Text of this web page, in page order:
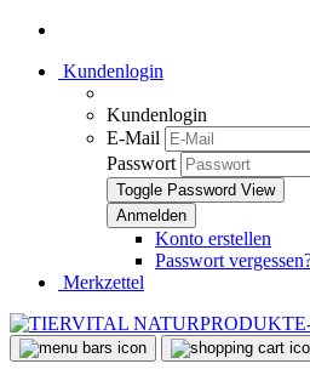
Kundenlogin
Kundenlogin
E-Mail
Passwort
Toggle Password View
Konto erstellen
Passwort
Merkzettel